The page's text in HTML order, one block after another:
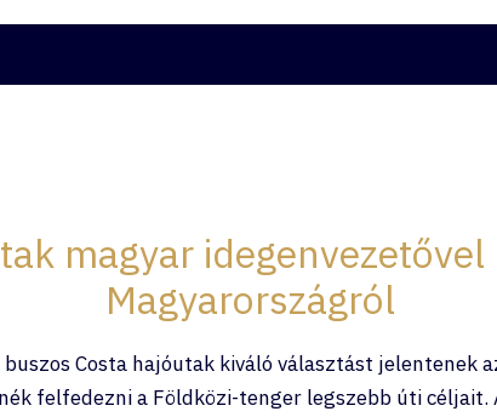
magyar
Magyarországról
Costa hajóutak kiváló választást jelentenek
felfedezni a Földközi-tenger legszebb úti